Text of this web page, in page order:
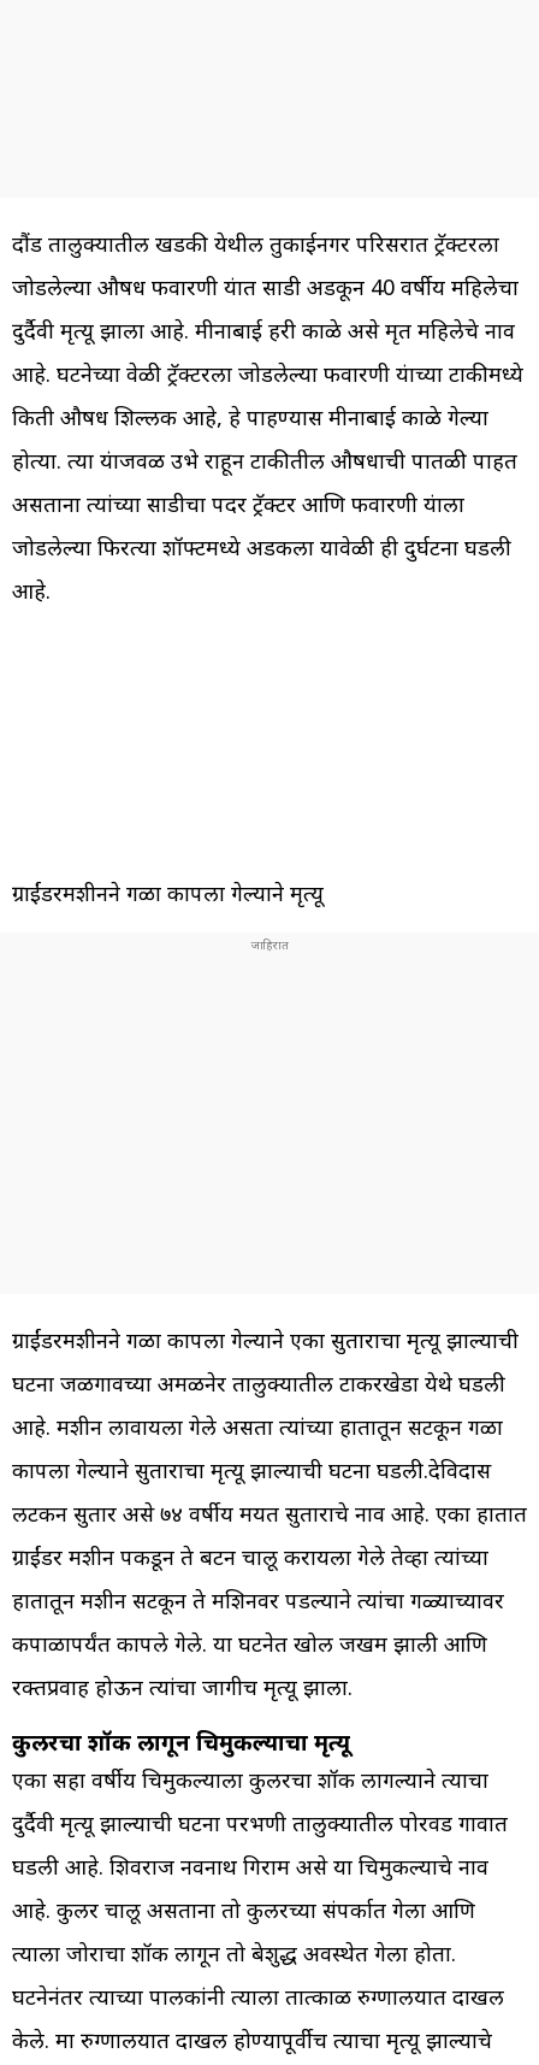
दौंड तालुक्यातील खडकी येथील तुकाईनगर परिसरात ट्रॅक्टरला
जोडलेल्या औषध फवारणी यंत्रात साडी अडकून 40 वर्षीय महिलेचा
दुर्दैवी मृत्यू झाला आहे. मीनाबाई हरी काळे असे मृत महिलेचे नाव
आहे. घटनेच्या वेळी ट्रॅक्टरला जोडलेल्या फवारणी यंत्राच्या टाकीमध्ये
किती औषध शिल्लक आहे, हे पाहण्यास मीनाबाई काळे गेल्या
होत्या. त्या यंत्राजवळ उभे राहून टाकीतील औषधाची पातळी पाहत
असताना त्यांच्या साडीचा पदर ट्रॅक्टर आणि फवारणी यंत्राला
जोडलेल्या फिरत्या शॉफ्टमध्ये अडकला यावेळी ही दुर्घटना घडली
आहे.
ग्राईंडरमशीनने गळा कापला गेल्याने मृत्यू
ग्राईंडरमशीनने गळा कापला गेल्याने एका सुताराचा मृत्यू झाल्याची
घटना जळगावच्या अमळनेर तालुक्यातील टाकरखेडा येथे घडली
आहे. मशीन लावायला गेले असता त्यांच्या हातातून सटकून गळा
कापला गेल्याने सुताराचा मृत्यू झाल्याची घटना घडली.देविदास
लटकन सुतार असे ७४ वर्षीय मयत सुताराचे नाव आहे. एका हातात
ग्राईंडर मशीन पकडून ते बटन चालू करायला गेले तेव्हा त्यांच्या
हातातून मशीन सटकून ते मशिनवर पडल्याने त्यांचा गळ्याच्यावर
कपाळापर्यंत कापले गेले. या घटनेत खोल जखम झाली आणि
रक्तप्रवाह होऊन त्यांचा जागीच मृत्यू झाला.
कुलरचा शॉक लागून चिमुकल्याचा मृत्यू
एका सहा वर्षीय चिमुकल्याला कुलरचा शॉक लागल्याने त्याचा
दुर्दैवी मृत्यू झाल्याची घटना परभणी तालुक्यातील पोरवड गावात
घडली आहे. शिवराज नवनाथ गिराम असे या चिमुकल्याचे नाव
आहे. कुलर चालू असताना तो कुलरच्या संपर्कात गेला आणि
त्याला जोराचा शॉक लागून तो बेशुद्ध अवस्थेत गेला होता.
घटनेनंतर त्याच्या पालकांनी त्याला तात्काळ रुग्णालयात दाखल
केले. मात्र रुग्णालयात दाखल होण्यापूर्वीच त्याचा मृत्यू झाल्याचे